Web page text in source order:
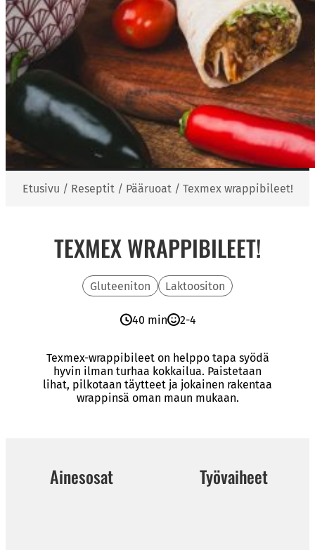
Etusivu / Reseptit / Pääruoat / Texmex wrappibileet!
TEXMEX WRAPPIBILEET!
Gluteeniton Laktoositon
40 min 2-4
Texmex-wrappibileet on helppo tapa syödä
hyvin ilman turhaa kokkailua. Paistetaan
lihat, pilkotaan täytteet ja jokainen rakentaa
wrappinsä oman maun mukaan.
Ainesosat Työvaiheet